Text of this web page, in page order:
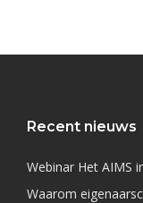
Recent nieuws
Webinar Het AIMS
Waarom